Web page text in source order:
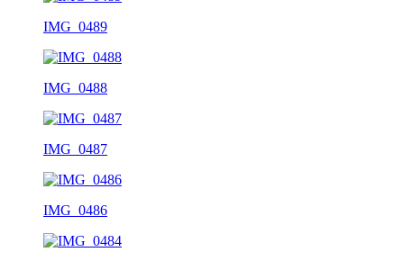
IMG_0489
IMG_0488
IMG_0487
IMG_0486